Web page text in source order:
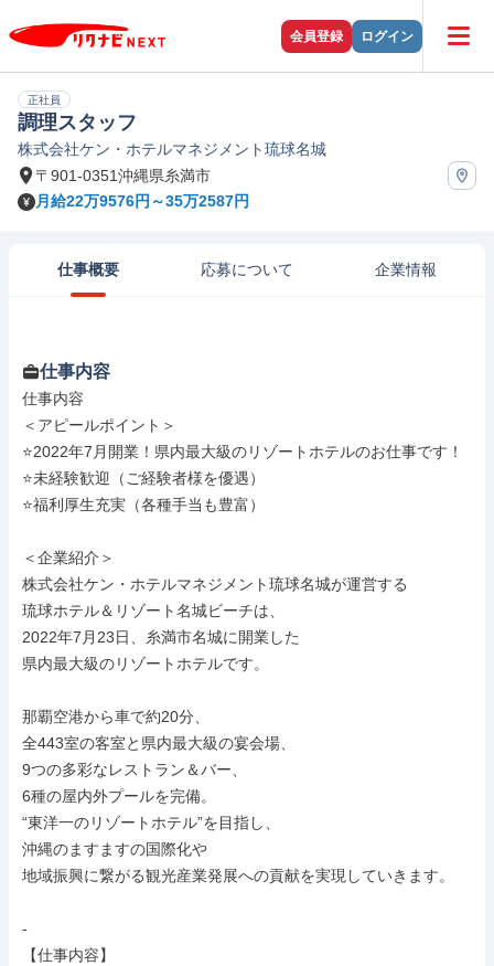
会員登録 ログイン
正社員
調理スタッフ
株式会社ケン・ホテルマネジメント琉球名城
〒901-0351沖縄県糸満市
月給22万9576円～35万2587円
仕事概要 応募について 企業情報
仕事内容
仕事内容
＜アピールポイント＞
⭐2022年7月開業！県内最大級のリゾートホテルのお仕事です！
⭐未経験歓迎（ご経験者様を優遇）
⭐福利厚生充実（各種手当も豊富）
＜企業紹介＞
株式会社ケン・ホテルマネジメント琉球名城が運営する
琉球ホテル＆リゾート名城ビーチは、
2022年7月23日、糸満市名城に開業した
県内最大級のリゾートホテルです。
那覇空港から車で約20分、
全443室の客室と県内最大級の宴会場、
9つの多彩なレストラン＆バー、
6種の屋内外プールを完備。
“東洋一のリゾートホテル”を目指し、
沖縄のますますの国際化や
地域振興に繋がる観光産業発展への貢献を実現していきます。
-
【仕事内容】